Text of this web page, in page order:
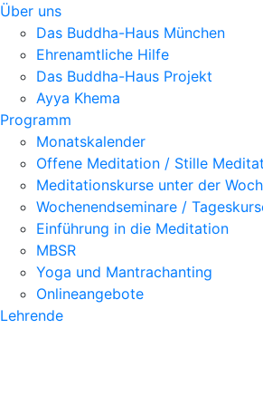
Über uns
Das Buddha-Haus München
Ehrenamtliche Hilfe
Das Buddha-Haus Projekt
Ayya Khema
Programm
Monatskalender
Offene Meditation / Stille
Meditationskurse unter der
Wochenendseminare /
Einführung in die Meditation
MBSR
Yoga und Mantrachanting
Onlineangebote
Lehrende